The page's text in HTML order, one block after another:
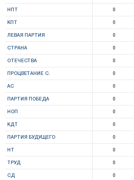
НПТ 0
КПТ 0
ЛЕВАЯ ПАРТИЯ 0
СТРАНА 0
ОТЕЧЕСТВА 0
ПРОЦВЕТАНИЕ С. 0
АС 0
ПАРТИЯ ПОБЕДА 0
НОП 0
КДТ 0
ПАРТИЯ БУДУЩЕГО 0
НТ 0
ТРУД 0
СД 0